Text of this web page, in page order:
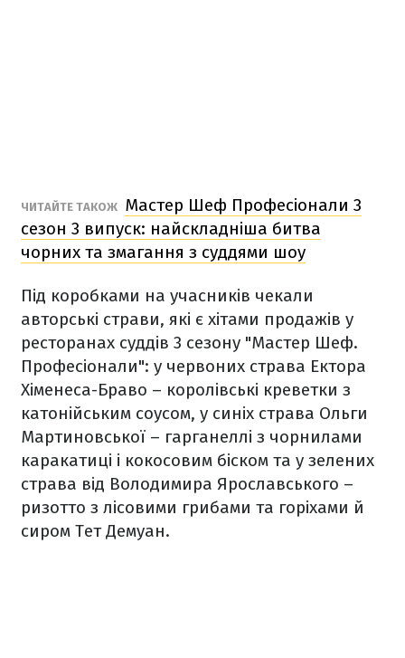
ЧИТАЙТЕ ТАКОЖ Мастер Шеф Професіонали 3
сезон 3 випуск: найскладніша битва
чорних та змагання з суддями шоу
Під коробками на учасників чекали
авторські страви, які є хітами продажів у
ресторанах суддів 3 сезону "Мастер Шеф.
Професіонали": у червоних страва Ектора
Хіменеса-Браво – королівські креветки з
катонійським соусом, у синіх страва Ольги
Мартиновської – гарганеллі з чорнилами
каракатиці і кокосовим біском та у зелених
страва від Володимира Ярославського –
ризотто з лісовими грибами та горіхами й
сиром Тет Демуан.